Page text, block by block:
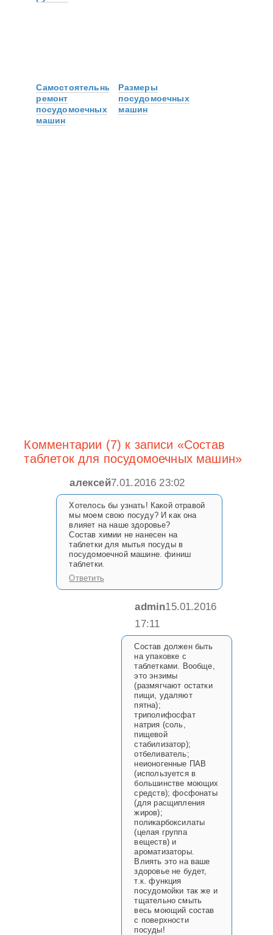
Самостоятельный
ремонт
посудомоечных
машин
Размеры
посудомоечных
машин
Комментарии (7) к записи «Состав
таблеток для посудомоечных машин»
алексей7.01.2016 23:02
Хотелось бы узнать! Какой отравой
мы моем свою посуду? И как она
влияет на наше здоровье?
Состав химии не нанесен на
таблетки для мытья посуды в
посудомоечной машине. финиш
таблетки.
Ответить
admin15.01.2016
17:11
Состав должен быть
на упаковке с
таблетками. Вообще,
это энзимы
(размягчают остатки
пищи, удаляют
пятна);
триполифосфат
натрия (соль,
пищевой
стабилизатор);
отбеливатель;
неионогенные ПАВ
(используется в
большинстве моющих
средств); фосфонаты
(для расщипления
жиров);
поликарбоксилаты
(целая группа
веществ) и
ароматизаторы.
Влиять это на ваше
здоровье не будет,
т.к. функция
посудомойки так же и
тщательно смыть
весь моющий состав
с поверхности
посуды!